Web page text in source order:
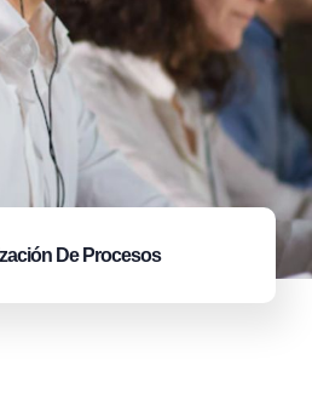
De Procesos